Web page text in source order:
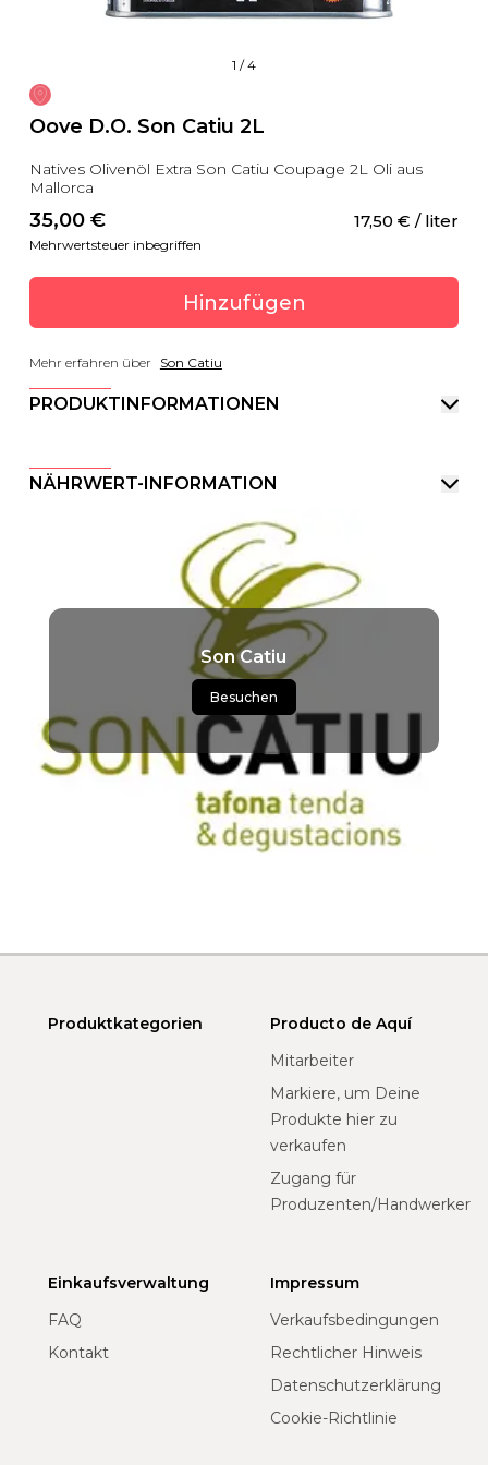
1 /4
Oove D.O. Son Catiu 2L
Natives Olivenöl Extra Son Catiu Coupage 2L Oli aus
Mallorca
35,00 € 17,50 € / liter
Mehrwertsteuer inbegriffen
Hinzufügen
Mehr erfahren über Son Catiu
PRODUKTINFORMATIONEN
NÄHRWERT-INFORMATION
Son Catiu
Besuchen
Produktkategorien
Producto de Aquí
Mitarbeiter
Markiere, um Deine
Produkte hier zu
verkaufen
Zugang für
Produzenten/Handwerker
Einkaufsverwaltung
FAQ
Kontakt
Impressum
Verkaufsbedingungen
Rechtlicher Hinweis
Datenschutzerklärung
Cookie-Richtlinie